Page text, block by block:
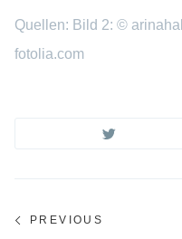
Quellen: Bild 2: ©
fotolia.com
PREVIOUS